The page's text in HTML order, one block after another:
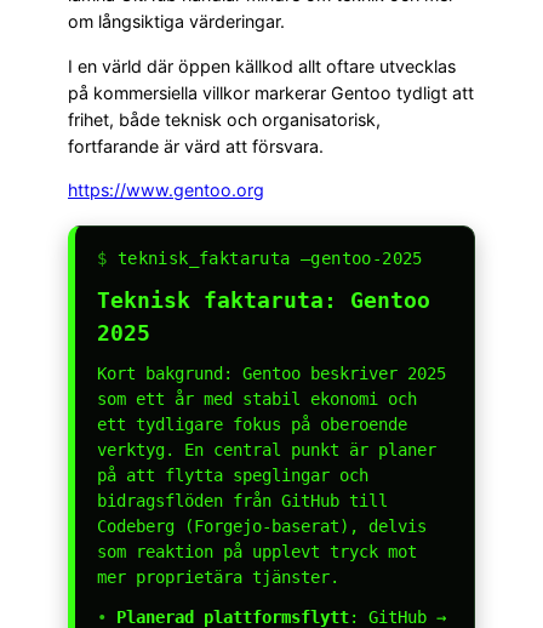
om långsiktiga värderingar.
I en värld där öppen källkod allt oftare utvecklas
på kommersiella villkor markerar Gentoo tydligt att
frihet, både teknisk och organisatorisk,
fortfarande är värd att försvara.
https://www.gentoo.org
$ teknisk_faktaruta –gentoo-2025
Teknisk faktaruta: Gentoo
2025
Kort bakgrund: Gentoo beskriver 2025
som ett år med stabil ekonomi och
ett tydligare fokus på oberoende
verktyg. En central punkt är planer
på att flytta speglingar och
bidragsflöden från GitHub till
Codeberg (Forgejo-baserat), delvis
som reaktion på upplevt tryck mot
mer proprietära tjänster.
• Planerad plattformsflytt: GitHub →